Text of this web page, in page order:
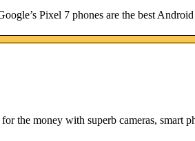
Pixel 7 phones are the best
the money with superb cameras, smart